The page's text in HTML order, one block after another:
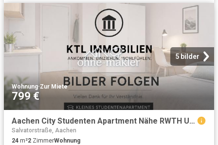
5 bilder
Wohnung·Zur Miete
799 €
Aachen City Studenten Apartment Nähe RWTH Uni fully furnished
Salvatorstraße, Aachen
24 m²2 ZimmerWohnung